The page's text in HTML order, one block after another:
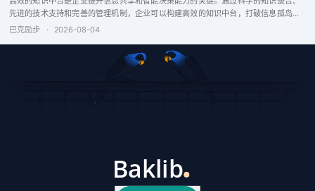
先进的技术支持和完善的管理机制，企业可以构建高效的知识中台，打破信息孤岛，
增强企业竞争力。
巴克励步 · 2026-08-04